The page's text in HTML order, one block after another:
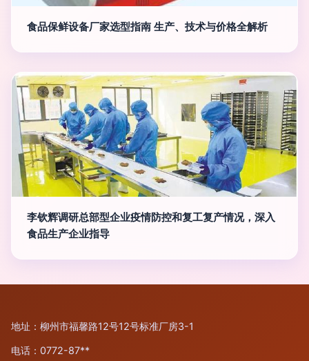
食品保鲜设备厂家选型指南 生产、技术与价格全解析
李钦辉调研总部型企业疫情防控和复工复产情况，深入
食品生产企业指导
地址：柳州市福馨路12号12号标准厂房3-1
电话：0772-87**